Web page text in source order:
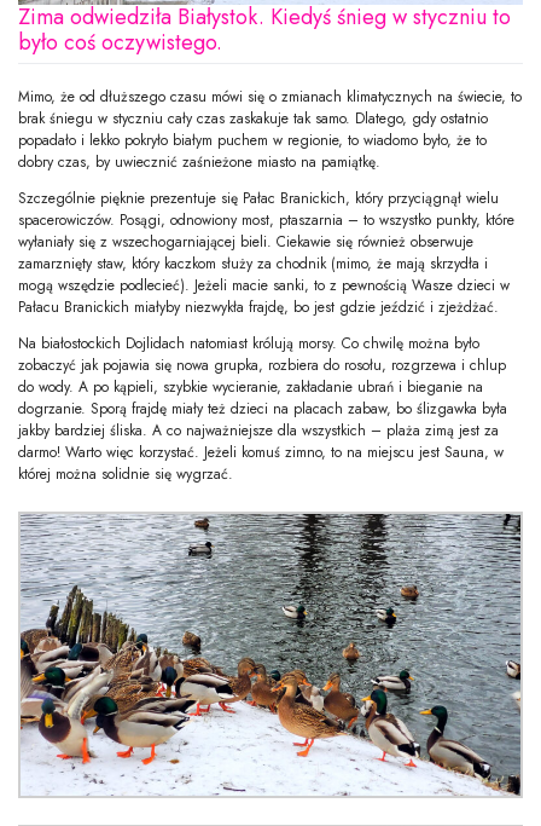
Zima odwiedziła Białystok. Kiedyś śnieg w styczniu to
było coś oczywistego.
Mimo, że od dłuższego czasu mówi się o zmianach klimatycznych na świecie, to
brak śniegu w styczniu cały czas zaskakuje tak samo. Dlatego, gdy ostatnio
popadało i lekko pokryło białym puchem w regionie, to wiadomo było, że to
dobry czas, by uwiecznić zaśnieżone miasto na pamiątkę.
Szczególnie pięknie prezentuje się Pałac Branickich, który przyciągnął wielu
spacerowiczów. Posągi, odnowiony most, ptaszarnia – to wszystko punkty, które
wyłaniały się z wszechogarniającej bieli. Ciekawie się również obserwuje
zamarznięty staw, który kaczkom służy za chodnik (mimo, że mają skrzydła i
mogą wszędzie podlecieć). Jeżeli macie sanki, to z pewnością Wasze dzieci w
Pałacu Branickich miałyby niezwykła frajdę, bo jest gdzie jeździć i zjeżdżać.
Na białostockich Dojlidach natomiast królują morsy. Co chwilę można było
zobaczyć jak pojawia się nowa grupka, rozbiera do rosołu, rozgrzewa i chlup
do wody. A po kąpieli, szybkie wycieranie, zakładanie ubrań i bieganie na
dogrzanie. Sporą frajdę miały też dzieci na placach zabaw, bo ślizgawka była
jakby bardziej śliska. A co najważniejsze dla wszystkich – plaża zimą jest za
darmo! Warto więc korzystać. Jeżeli komuś zimno, to na miejscu jest Sauna, w
której można solidnie się wygrzać.